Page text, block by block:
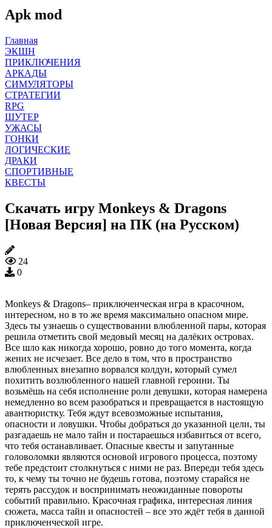
Apk mod
Главная
ЭКШН
ПРИКЛЮЧЕНИЯ
АРКАДЫ
СИМУЛЯТОРЫ
СТРАТЕГИИ
RPG
ШУТЕР
УЖАСЫ
ГОНКИ
ЛОГИЧЕСКИЕ
ДРАКИ
СПОРТИВНЫЕ
КВЕСТЫ
Скачать игру Monkeys & Dragons
[Новая Версия] на ПК (на Русском)
24
0
Monkeys & Dragons– приключенческая игра в красочном,
интересном, но в то же время максимально опасном мире.
Здесь ты узнаешь о существовании влюбленной пары, которая
решила отметить свой медовый месяц на далёких островах.
Все шло как никогда хорошо, ровно до того момента, когда
жених не исчезает. Все дело в том, что в пространство
влюбленных внезапно ворвался колдун, который сумел
похитить возлюбленного нашей главной героини. Ты
возьмёшь на себя исполнение роли девушки, которая намерена
немедленно во всем разобраться и превращается в настоящую
авантюристку. Тебя ждут всевозможные испытания,
опасности и ловушки. Чтобы добраться до указанной цели, ты
разгадаешь не мало тайн и постараешься избавиться от всего,
что тебя останавливает. Опасные квесты и запутанные
головоломки являются основой игрового процесса, поэтому
тебе предстоит столкнуться с ними не раз. Впереди тебя здесь
то, к чему ты точно не будешь готова, поэтому старайся не
терять рассудок и воспринимать неожиданные повороты
событий правильно. Красочная графика, интересная линия
сюжета, масса тайн и опасностей – все это ждёт тебя в данной
приключенческой игре.